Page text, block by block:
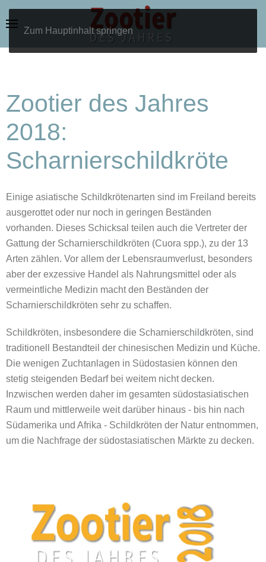
Zum Hauptinhalt springen
Zootier des Jahres
2018:
Scharnierschildkröte
Einige asiatische Schildkrötenarten sind im Freiland bereits
ausgerottet oder nur noch in geringen Beständen
vorhanden. Dieses Schicksal teilen auch die Vertreter der
Gattung der Scharnierschildkröten (Cuora spp.), zu der 13
Arten zählen. Vor allem der Lebensraumverlust, besonders
aber der exzessive Handel als Nahrungsmittel oder als
vermeintliche Medizin macht den Beständen der
Scharnierschildkröten sehr zu schaffen.
Schildkröten, insbesondere die Scharnierschildkröten, sind
traditionell Bestandteil der chinesischen Medizin und Küche.
Die wenigen Zuchtanlagen in Südostasien können den
stetig steigenden Bedarf bei weitem nicht decken.
Inzwischen werden daher im gesamten südostasiatischen
Raum und mittlerweile weit darüber hinaus - bis hin nach
Südamerika und Afrika - Schildkröten der Natur entnommen,
um die Nachfrage der südostasiatischen Märkte zu decken.